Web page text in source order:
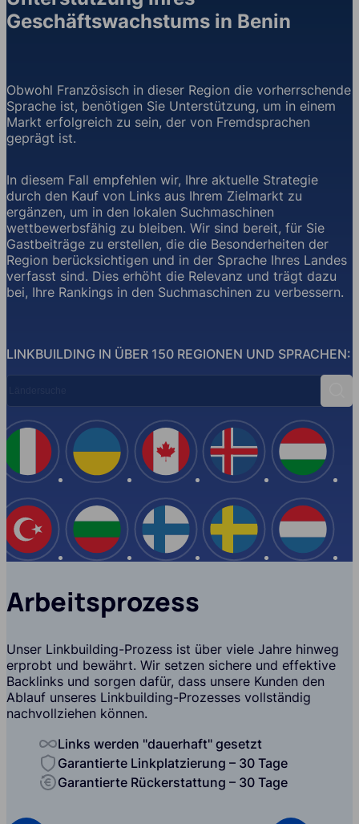
Geschäftswachstums in Benin
LINKBUILDING IN ÜBER 150 REGIONEN UND SPRACHEN:
Obwohl Französisch in dieser Region die vorherrschende
Sprache ist, benötigen Sie Unterstützung, um in einem
Markt erfolgreich zu sein, der von Fremdsprachen
geprägt ist.
In diesem Fall empfehlen wir, Ihre aktuelle Strategie
durch den Kauf von Links aus Ihrem Zielmarkt zu
ergänzen, um in den lokalen Suchmaschinen
wettbewerbsfähig zu bleiben. Wir sind bereit, für Sie
Gastbeiträge zu erstellen, die die Besonderheiten der
Region berücksichtigen und in der Sprache Ihres Landes
verfasst sind. Dies erhöht die Relevanz und trägt dazu
bei, Ihre Rankings in den Suchmaschinen zu verbessern.
Spanien
USA
Italien
Türkei
Ukraine
Bulgarien
Kanada
Finnland
Island
Arbeitsprozess
Unser Linkbuilding-Prozess ist über viele Jahre hinweg
erprobt und bewährt. Wir setzen sichere und effektive
Backlinks und sorgen dafür, dass unsere Kunden den
Ablauf unseres Linkbuilding-Prozesses vollständig
nachvollziehen können.
Links werden "dauerhaft" gesetzt
Garantierte Linkplatzierung – 30 Tage
Garantierte Rückerstattung – 30 Tage